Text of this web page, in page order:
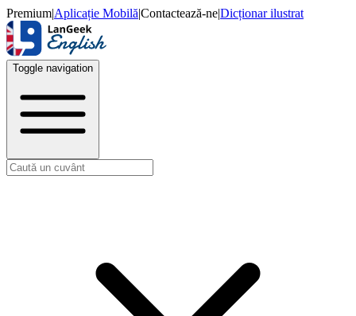
Premium|Aplicație Mobilă|Contactează-ne|Dicționar ilustrat
Toggle navigation